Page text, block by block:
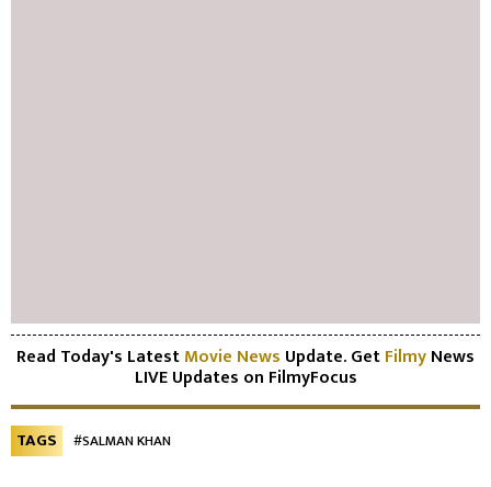
Read Today's LatestMovie News Update. GetFilmyNews
LIVE Updates on FilmyFocus
TAGS #SALMAN KHAN